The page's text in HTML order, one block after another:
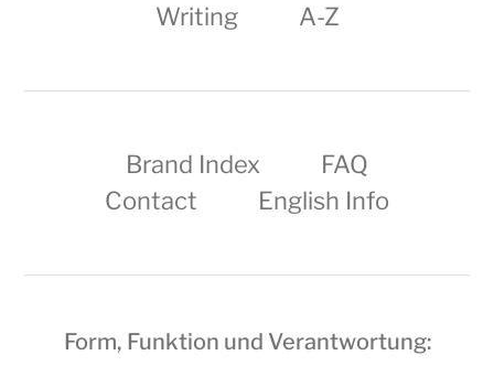
Writing
A-Z
Brand Index
FAQ
Contact
English Info
Form, Funktion und Verantwortung: